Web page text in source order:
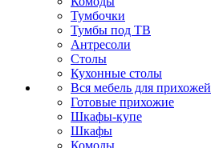
Тумбочки
Тумбы под ТВ
Антресоли
Столы
Кухонные столы
Вся мебель для прихожей
Готовые прихожие
Шкафы-купе
Шкафы
Комоды